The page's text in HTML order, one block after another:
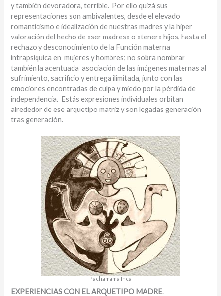
y también devoradora, terrible. Por ello quizá sus
representaciones son ambivalentes, desde el elevado
romanticismo e idealización de nuestras madres y la hiper
valoración del hecho de «ser madres» o «tener» hijos, hasta el
rechazo y desconocimiento de la Función materna
intrapsíquica en mujeres y hombres; no sobra nombrar
también la acentuada asociación de las imágenes maternas al
sufrimiento, sacrificio y entrega ilimitada, junto con las
emociones encontradas de culpa y miedo por la pérdida de
independencia. Estás expresiones individuales orbitan
alrededor de ese arquetipo matriz y son legadas generación
tras generación.
Pachamama Inca
EXPERIENCIAS CON EL ARQUETIPO MADRE.